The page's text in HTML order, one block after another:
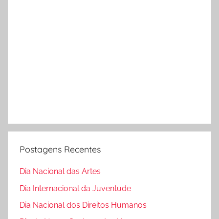
Postagens Recentes
Dia Nacional das Artes
Dia Internacional da Juventude
Dia Nacional dos Direitos Humanos